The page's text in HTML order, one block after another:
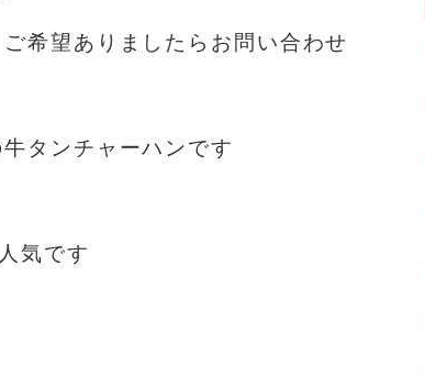
希望ありましたらお問い合わせ
タンチャーハンです
気です